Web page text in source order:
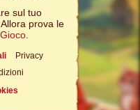
sul tuo
prova le
Privacy